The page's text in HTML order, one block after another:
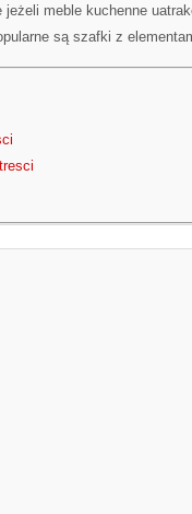
meble kuchenne
są szafki z